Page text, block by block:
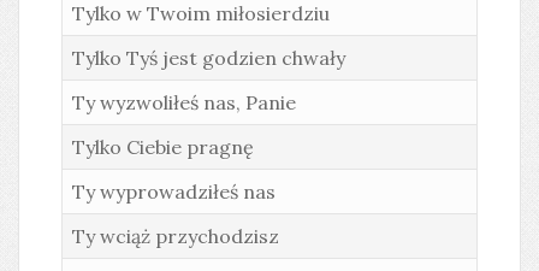
Tylko w Twoim miłosierdziu
Tylko Tyś jest godzien chwały
Ty wyzwoliłeś nas, Panie
Tylko Ciebie pragnę
Ty wyprowadziłeś nas
Ty wciąż przychodzisz